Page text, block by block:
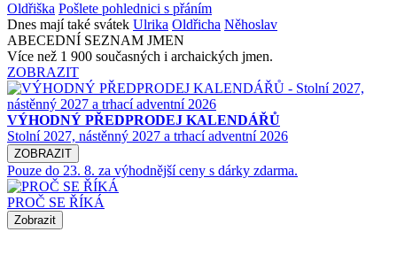
Oldřiška Pošlete pohlednici s přáním
Dnes mají také svátek Ulrika Oldřicha Něhoslav
ABECEDNÍ SEZNAM JMEN
Více než 1 900 současných i archaických jmen.
ZOBRAZIT
VÝHODNÝ PŘEDPRODEJ KALENDÁŘŮ
Stolní 2027, nástěnný 2027 a trhací adventní 2026
ZOBRAZIT
Pouze do 23. 8. za výhodnější ceny s dárky zdarma.
PROČ SE ŘÍKÁ
Zobrazit